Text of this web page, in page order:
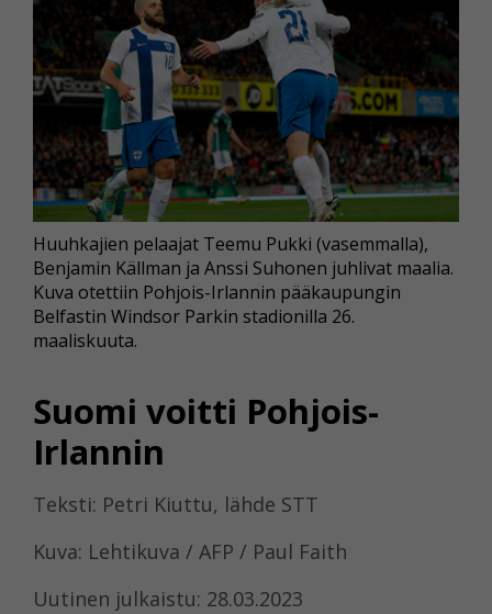
Suomi voitti Pohjois-
Irlannin
Teksti: Petri Kiuttu, lähde STT
Kuva: Lehtikuva / AFP / Paul Faith
Uutinen julkaistu: 28.03.2023
Huuhkajien pelaajat Teemu Pukki (vasemmalla),
Benjamin Källman ja Anssi Suhonen juhlivat maalia.
Kuva otettiin Pohjois-Irlannin pääkaupungin
Belfastin Windsor Parkin stadionilla 26.
maaliskuuta.